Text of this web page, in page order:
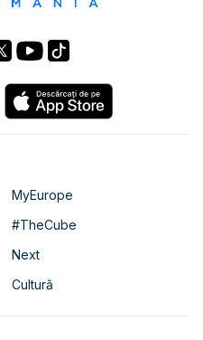
MyEurope
#TheCube
Next
Cultură